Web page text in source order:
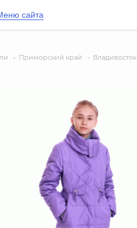
сайта
› Приморский край › Владивосток